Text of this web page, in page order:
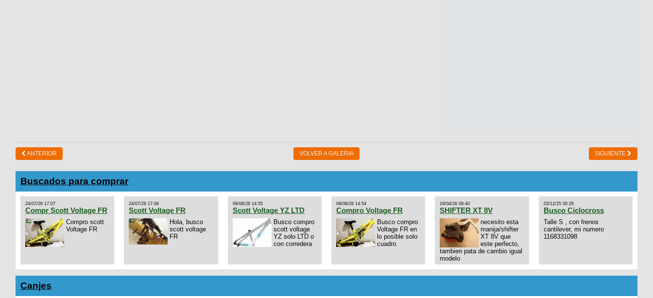
ANTERIOR VOLVER A GALERIA SIGUIENTE
Buscados para comprar
24/07/26 17:07
Compr Scott Voltage FR
Compro scott
Voltage FR
24/07/26 17:06
Scott Voltage FR
Hola, busco
scott voltage
FR
09/06/26 14:55
Scott Voltage YZ LTD
Busco compro
scott voltage
YZ solo LTD o
con corredera
09/06/26 14:54
Compro Voltage FR
Busco compro
Voltage FR en
lo posible solo
cuadro.
19/04/26 09:40
SHIFTER XT 8V
necesito esta
manija/shifter
XT 8V que
este perfecto,
tambien pata de cambio igual
modelo
03/12/25 00:26
Busco Ciclocross
Talle S , con frenos
cantilever, mi numero
1168331098
Canjes